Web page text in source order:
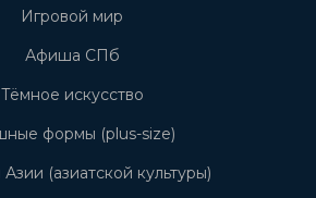
Игровой мир
Афиша СПб
Тёмное искусство
формы (plus-size)
(азиатской культуры)